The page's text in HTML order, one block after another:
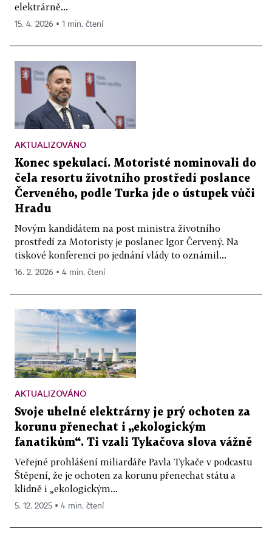
elektrárně...
15. 4. 2026 ▪ 1 min. čtení
AKTUALIZOVÁNO
Konec spekulací. Motoristé nominovali do
čela resortu životního prostředí poslance
Červeného, podle Turka jde o ústupek vůči
Hradu
Novým kandidátem na post ministra životního
prostředí za Motoristy je poslanec Igor Červený. Na
tiskové konferenci po jednání vlády to oznámil...
16. 2. 2026 ▪ 4 min. čtení
AKTUALIZOVÁNO
Svoje uhelné elektrárny je prý ochoten za
korunu přenechat i „ekologickým
fanatikům“. Ti vzali Tykačova slova vážně
Veřejné prohlášení miliardáře Pavla Tykače v podcastu
Štěpení, že je ochoten za korunu přenechat státu a
klidně i „ekologickým...
5. 12. 2025 ▪ 4 min. čtení